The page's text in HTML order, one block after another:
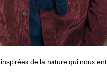
de la nature qui nous